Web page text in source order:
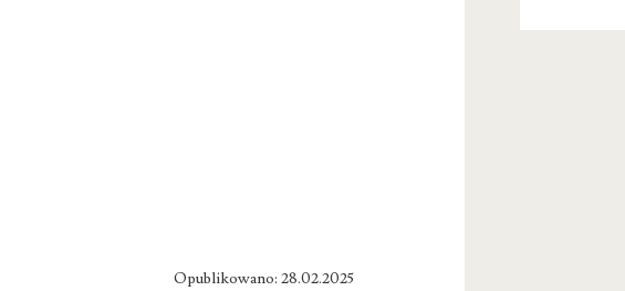
Opublikowano: 28.02.2025